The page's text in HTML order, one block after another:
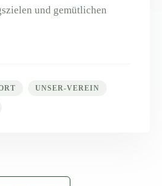
und gemütlichen
UNSER-VEREIN